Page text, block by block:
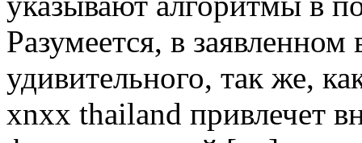
Разумеется, в заявленном
удивительного, так же,
xnxx thailand привлечет